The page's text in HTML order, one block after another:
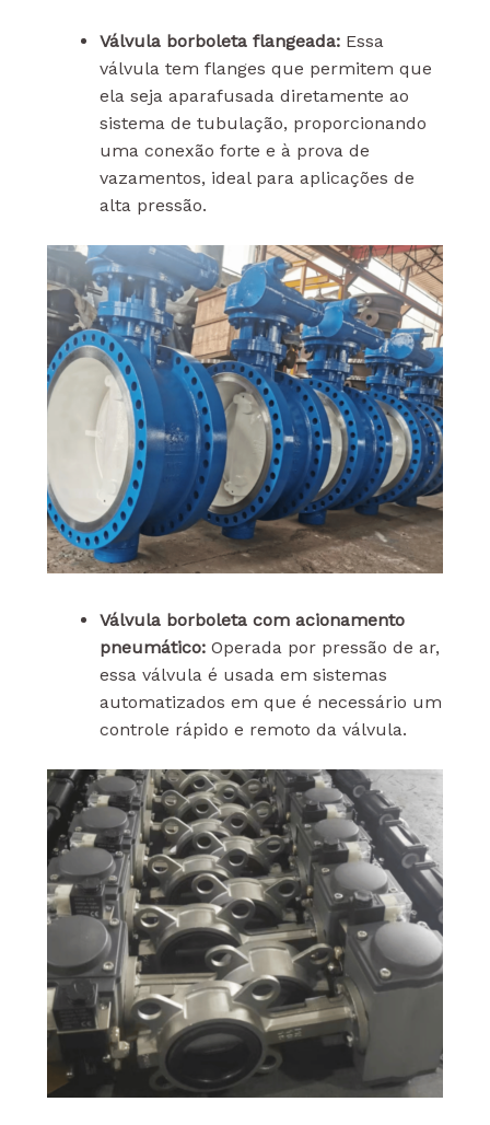
Válvula borboleta flangeada:Essa
válvula tem flanges que permitem que
ela seja aparafusada diretamente ao
sistema de tubulação, proporcionando
uma conexão forte e à prova de
vazamentos, ideal para aplicações de
alta pressão.
Válvula borboleta com acionamento
pneumático:Operada por pressão de ar,
essa válvula é usada em sistemas
automatizados em que é necessário um
controle rápido e remoto da válvula.